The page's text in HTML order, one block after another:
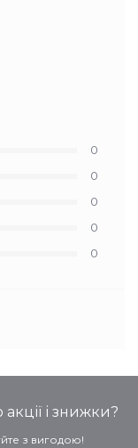
0
0
0
0
0
і знижки?
з вигодою!